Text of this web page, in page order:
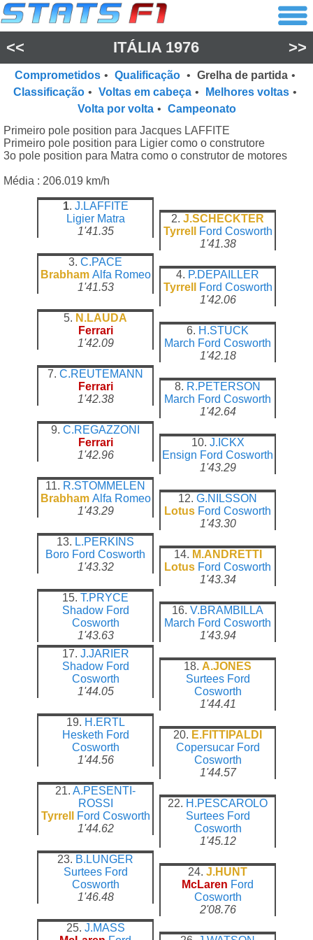
<< ITÁLIA 1976 >>
Comprometidos • Qualificação • Grelha de partida •
Classificação • Voltas em cabeça • Melhores voltas •
Volta por volta • Campeonato
Primeiro pole position para Jacques LAFFITE
Primeiro pole position para Ligier como o construtore
3o pole position para Matra como o construtor de motores
Média : 206.019 km/h
1. J.LAFFITE
Ligier Matra
1'41.35
2. J.SCHECKTER
Tyrrell
Ford Cosworth
1'41.38
3. C.PACE
Brabham Alfa Romeo
1'41.53
4. P.DEPAILLER
Tyrrell
Ford Cosworth
1'42.06
5. N.LAUDA
Ferrari
1'42.09
6. H.STUCK
March Ford Cosworth
1'42.18
7. C.REUTEMANN
Ferrari
1'42.38
8. R.PETERSON
March Ford Cosworth
1'42.64
9. C.REGAZZONI
Ferrari
1'42.96
10. J.ICKX
Ensign Ford Cosworth
1'43.29
11. R.STOMMELEN
Brabham Alfa Romeo
1'43.29
12. G.NILSSON
Lotus Ford Cosworth
1'43.30
13. L.PERKINS
Boro Ford Cosworth
1'43.32
14. M.ANDRETTI
Lotus Ford Cosworth
1'43.34
15. T.PRYCE
Shadow Ford
Cosworth
1'43.63
16. V.BRAMBILLA
March Ford Cosworth
1'43.94
17. J.JARIER
Shadow Ford
Cosworth
1'44.05
18. A.JONES
Surtees Ford
Cosworth
1'44.41
19. H.ERTL
Hesketh Ford
Cosworth
1'44.56
20. E.FITTIPALDI
Copersucar Ford
Cosworth
1'44.57
21. A.PESENTI-
ROSSI
Tyrrell
Ford Cosworth
1'44.62
22. H.PESCAROLO
Surtees Ford
Cosworth
1'45.12
23. B.LUNGER
Surtees Ford
Cosworth
1'46.48
24. J.HUNT
McLaren Ford
Cosworth
2'08.76
25. J.MASS